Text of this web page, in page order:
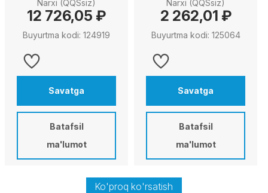
Narxi (QQSsiz)
12 726,05 ₽
Buyurtma kodi: 124919
Savatga
Batafsil
ma'lumot
Narxi (QQSsiz)
2 262,01 ₽
Buyurtma kodi: 125064
Savatga
Batafsil
ma'lumot
Ko'proq ko'rsatish